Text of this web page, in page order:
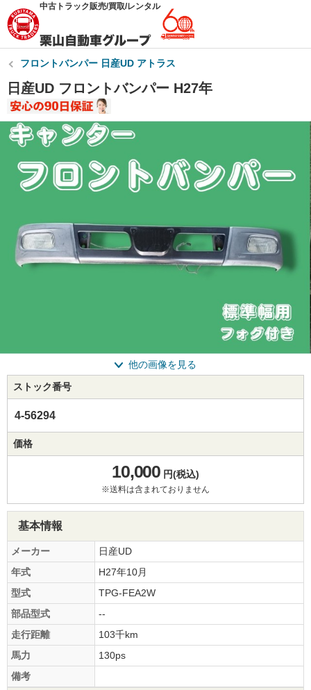
中古トラック販売/買取/レンタル
フロントバンパー 日産UD アトラス
日産UD フロントバンパー H27年
他の画像を見る
ストック番号
4-56294
価格
10,000円(税込)
※送料は含まれておりません
基本情報
メーカー
日産UD
年式
H27年10月
型式
TPG-FEA2W
部品型式
--
走行距離
103千km
馬力
130ps
備考